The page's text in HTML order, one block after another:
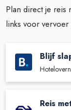
Plan direct je reis
links voor
Blijf
Reis